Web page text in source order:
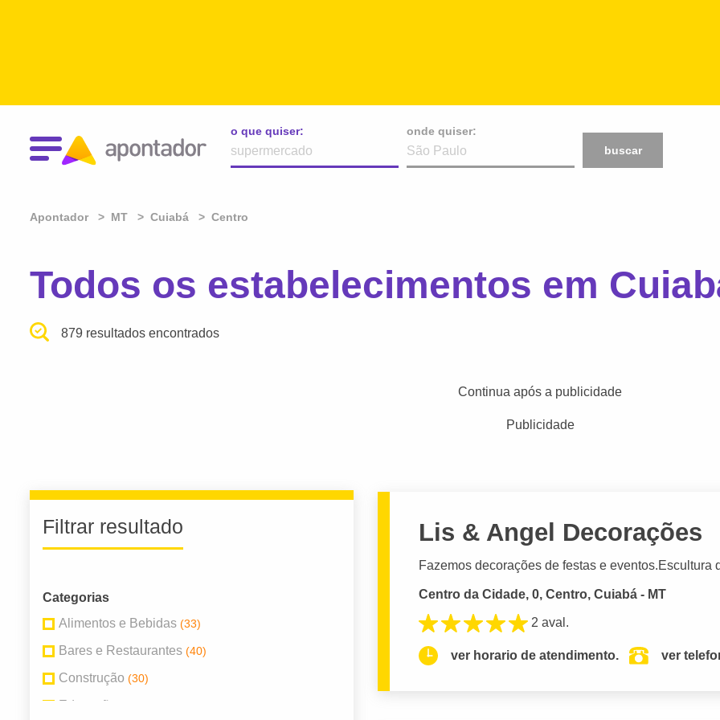
o que quiser:
onde quiser:
buscar
Apontador MT Cuiabá Centro
Todos os estabelecimentos em
879 resultados encontrados
Continua após a publicidade
Publicidade
Filtrar resultado
Categorias
Alimentos e Bebidas (33)
Bares e Restaurantes (40)
Construção (30)
Educação
Lis & Angel Decorações
Fazemos decorações de festas e
Centro da Cidade, 0, Centro, Cuiabá - MT
2 aval.
ver horario de atendimento. ver